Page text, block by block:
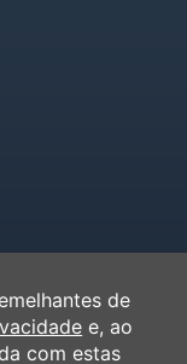
de
e, ao
com estas